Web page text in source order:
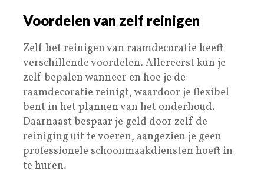
Voordelen van zelf reinigen
Zelf het reinigen van raamdecoratie heeft
verschillende voordelen. Allereerst kun je
zelf bepalen wanneer en hoe je de
raamdecoratie reinigt, waardoor je flexibel
bent in het plannen van het onderhoud.
Daarnaast bespaar je geld door zelf de
reiniging uit te voeren, aangezien je geen
professionele schoonmaakdiensten hoeft in
te huren.